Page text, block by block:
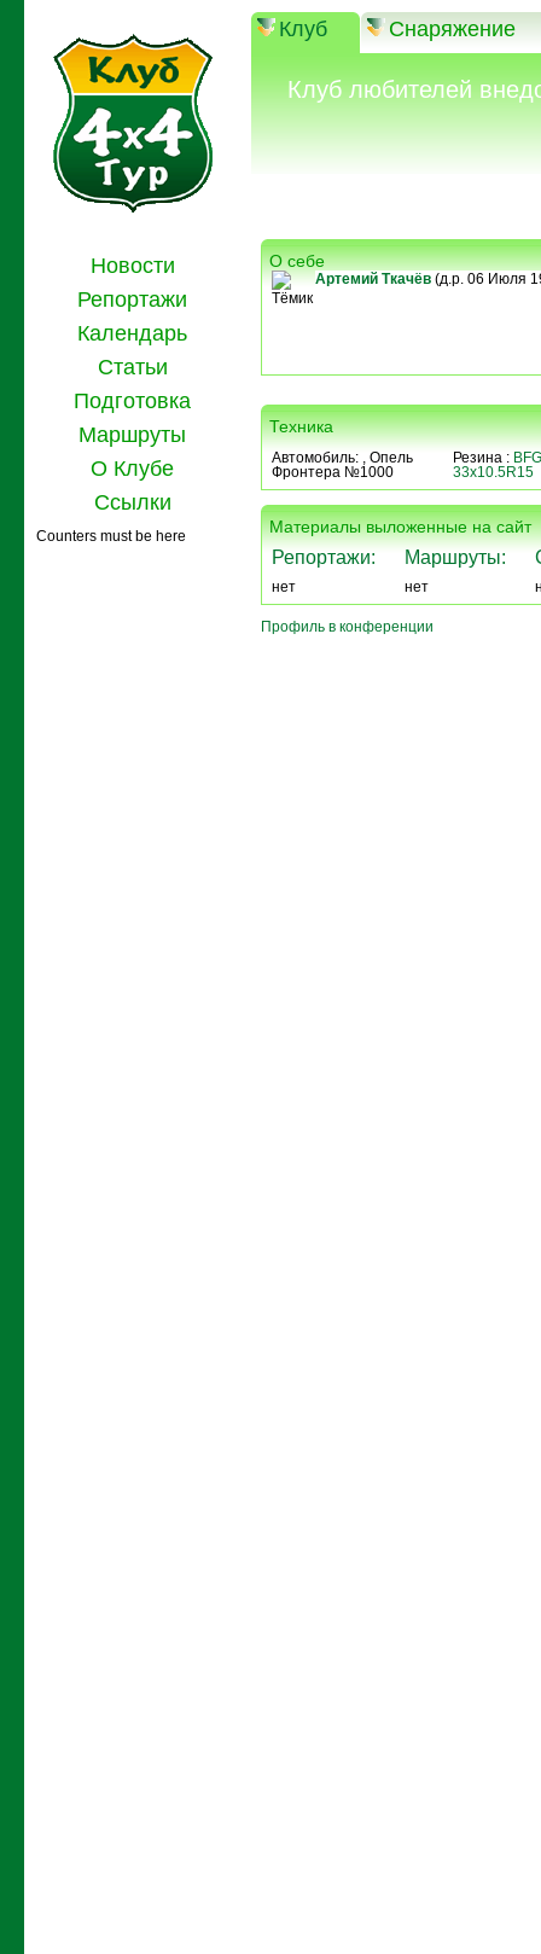
Клуб Снаряжение
Клуб любителей
Новости
Репортажи
Календарь
Статьи
Подготовка
Маршруты
О Клубе
Ссылки
Counters must be here
О себе
Тёмик
Артемий Ткачёв(д.р. 06 Июля
Техника
Автомобиль: , Опель
Фронтера №1000
Резина :
33x10.5R15
Материалы выложенные на сайт
Репортажи:
нет
Маршруты:
нет
Профиль в конференции